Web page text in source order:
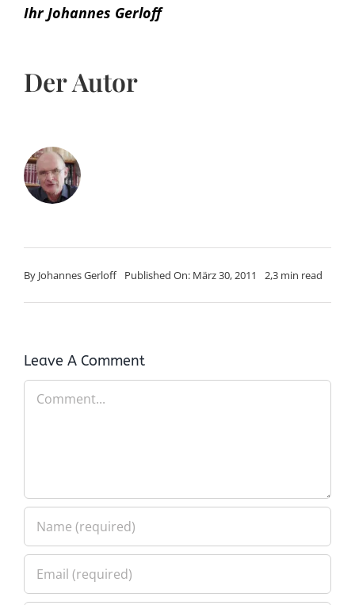
Ihr Johannes Gerloff
Der Autor
By Johannes Gerloff Published On: März 30, 2011 2,3 min read
Leave A Comment
Comment